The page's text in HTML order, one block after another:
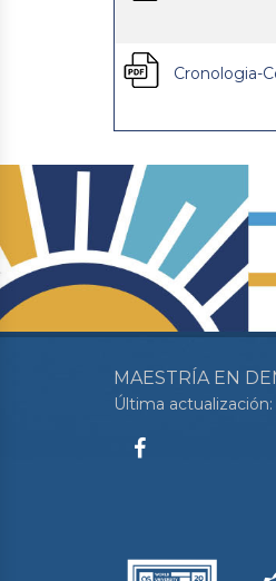
Cronologia-
MAESTRÍA EN
Última actualización: